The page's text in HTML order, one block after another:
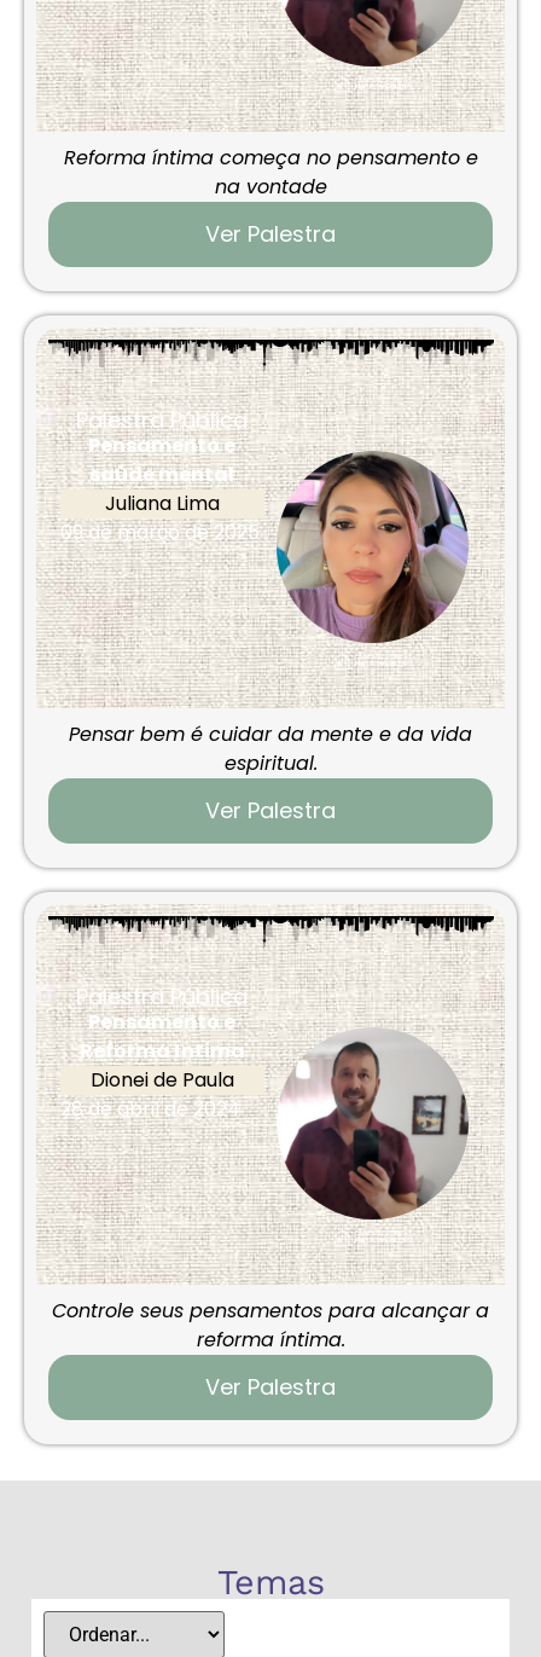
Reforma íntima começa no pensamento e
na vontade
Ver Palestra
Palestra Pública
Pensamento e
saúde mental
Juliana Lima
09 de março de 2025
Pensar bem é cuidar da mente e da vida
espiritual.
Ver Palestra
Palestra Pública
Pensamento e
Reforma Íntima
Dionei de Paula
28 de abril de 2024
Controle seus pensamentos para alcançar a
reforma íntima.
Ver Palestra
Temas